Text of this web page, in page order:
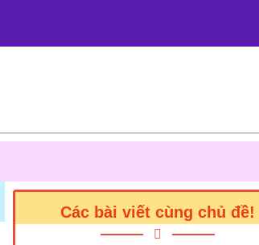
Các bài viết cùng chủ đề!